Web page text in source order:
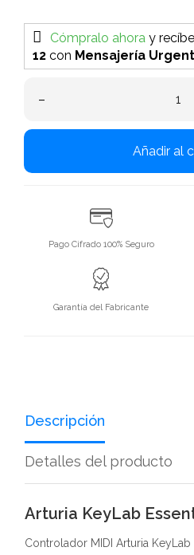
Cómpralo ahora y
12 con Mensajería
–
Añadir al
Pago Cifrado 100% Seguro
Garantía del Fabricante
Descripción
Detalles del producto
Arturia KeyLab
Controlador MIDI Arturia